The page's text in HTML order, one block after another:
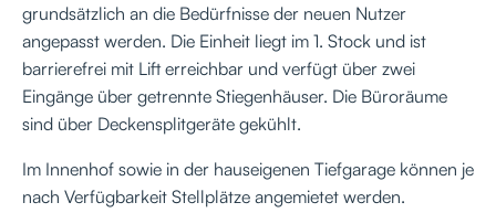
grundsätzlich an die Bedürfnisse der neuen Nutzer
angepasst werden. Die Einheit liegt im 1. Stock und ist
barrierefrei mit Lift erreichbar und verfügt über zwei
Eingänge über getrennte Stiegenhäuser. Die Büroräume
sind über Deckensplitgeräte gekühlt.
Im Innenhof sowie in der hauseigenen Tiefgarage können je
nach Verfügbarkeit Stellplätze angemietet werden.